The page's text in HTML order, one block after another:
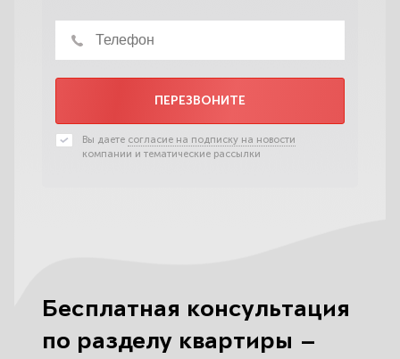
ПЕРЕЗВОНИТЕ
Вы даете согласие на подписку на новости
компании и тематические рассылки
Бесплатная консультация
по разделу квартиры —